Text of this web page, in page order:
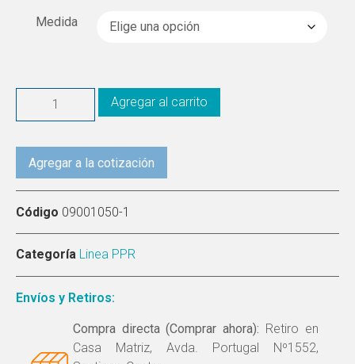
Medida
Agregar al carrito
Agregar a la cotización
Código 09001050-1
Categoría Linea PPR
Envíos y Retiros:
Compra directa (Comprar ahora): Retiro en
Casa Matriz, Avda. Portugal Nº1552,